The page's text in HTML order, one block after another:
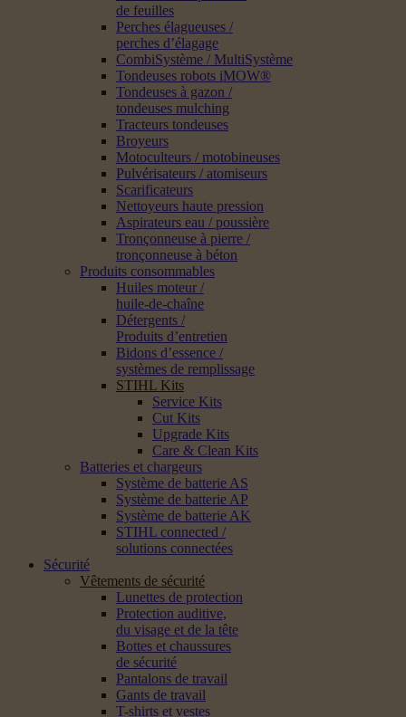
de feuilles
Perches élagueuses /
perches d’élagage
CombiSystème / MultiSystème
Tondeuses robots iMOW®
Tondeuses à gazon /
tondeuses mulching
Tracteurs tondeuses
Broyeurs
Motoculteurs / motobineuses
Pulvérisateurs / atomiseurs
Scarificateurs
Nettoyeurs haute pression
Aspirateurs eau / poussière
Tronçonneuse à pierre /
tronçonneuse à béton
Produits consommables
Huiles moteur /
huile-de-chaîne
Détergents /
Produits d’entretien
Bidons d’essence /
systèmes de remplissage
STIHL Kits
Service Kits
Cut Kits
Upgrade Kits
Care & Clean Kits
Batteries et chargeurs
Système de batterie AS
Système de batterie AP
Système de batterie AK
STIHL connected /
solutions connectées
Sécurité
Vêtements de sécurité
Lunettes de protection
Protection auditive,
du visage et de la tête
Bottes et chaussures
de sécurité
Pantalons de travail
Gants de travail
T-shirts et vestes